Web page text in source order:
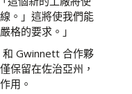
。」這將使我們能
格的要求。」
和 Gwinnett 合作夥
保留在佐治亞州，
用。